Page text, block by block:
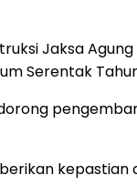
Jaksa
Serentak